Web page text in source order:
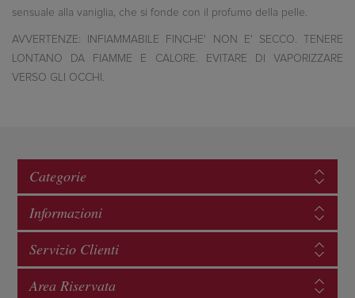
sensuale alla vaniglia, che si fonde con il profumo della pelle.
AVVERTENZE: INFIAMMABILE FINCHE' NON E' SECCO. TENERE
LONTANO DA FIAMME E CALORE. EVITARE DI VAPORIZZARE
VERSO GLI OCCHI.
Categorie
Informazioni
Servizio Clienti
Area Riservata